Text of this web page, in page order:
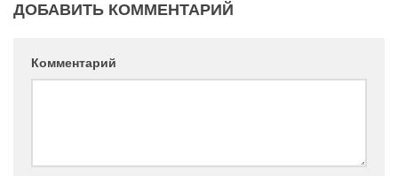
ДОБАВИТЬ КОММЕНТАРИЙ
Комментарий